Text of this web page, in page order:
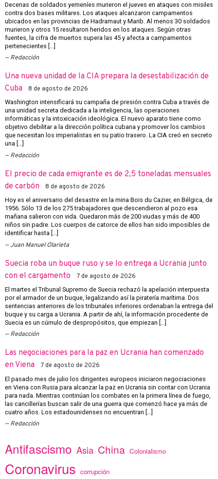
Decenas de soldados yemeníes murieron el jueves en ataques con misiles
contra dos bases militares. Los ataques alcanzaron campamentos
ubicados en las provincias de Hadramaut y Marib. Al menos 30 soldados
murieron y otros 15 resultaron heridos en los ataques. Según otras
fuentes, la cifra de muertos supera las 45 y afecta a campamentos
pertenecientes […]
Redacción
Una nueva unidad de la CIA prepara la desestabilización de
Cuba
8 de agosto de 2026
Washington intensificará su campaña de presión contra Cuba a través de
una unidad secreta dedicada a la inteligencia, las operaciones
informáticas y la intoxicación ideológica. El nuevo aparato tiene como
objetivo debilitar a la dirección política cubana y promover los cambios
que necesitan los imperialistas en su patio trasero. La CIA creó en secreto
una […]
Redacción
El precio de cada emigrante es de 2,5 toneladas mensuales
de carbón
8 de agosto de 2026
Hoy es el aniversario del desastre en la mina Bois du Cazier, en Bélgica, de
1956. Sólo 13 de los 275 trabajadores que descendieron al pozo esa
mañana salieron con vida. Quedaron más de 200 viudas y más de 400
niños sin padre. Los cuerpos de catorce de ellos han sido imposibles de
identificar hasta […]
Juan Manuel Olarieta
Suecia roba un buque ruso y se lo entrega a Ucrania junto
con el cargamento
7 de agosto de 2026
El martes el Tribunal Supremo de Suecia rechazó la apelación interpuesta
por el armador de un buque, legalizando así la piratería marítima. Dos
sentencias anteriores de los tribunales inferiores ordenaban la entrega del
buque y su carga a Ucrania. A partir de ahí, la información procedente de
Suecia es un cúmulo de despropósitos, que empiezan […]
Redacción
Las negociaciones para la paz en Ucrania han comenzado
en Viena
7 de agosto de 2026
El pasado mes de julio los dirigentes europeos iniciaron negociaciones
en Viena con Rusia para alcanzar la paz en Ucrania sin contar con Ucrania
para nada. Mientras continúan los combates en la primera línea de fuego,
las cancillerías buscan salir de una guerra que comenzó hace ya más de
cuatro años. Los estadounidenses no encuentran […]
Redacción
Antifascismo Asia China Colonialismo
Coronavirus corrupción